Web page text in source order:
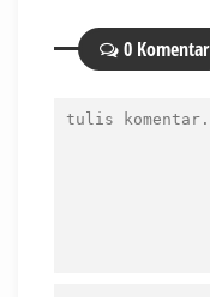
0 Komentar